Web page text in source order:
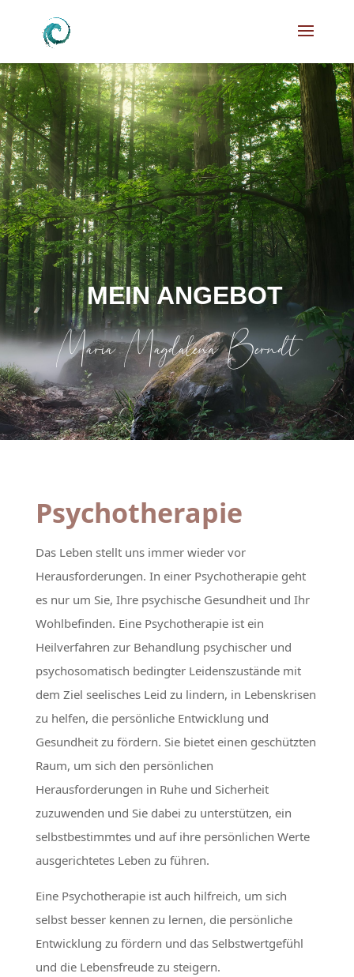
MEIN ANGEBOT
Maria Magdalena Berndt
Psychotherapie
Das Leben stellt uns immer wieder vor
Herausforderungen. In einer Psychotherapie geht
es nur um Sie, Ihre psychische Gesundheit und Ihr
Wohlbefinden. Eine Psychotherapie ist ein
Heilverfahren zur Behandlung psychischer und
psychosomatisch bedingter Leidenszustände mit
dem Ziel seelisches Leid zu lindern, in Lebenskrisen
zu helfen, die persönliche Entwicklung und
Gesundheit zu fördern. Sie bietet einen geschützten
Raum, um sich den persönlichen
Herausforderungen in Ruhe und Sicherheit
zuzuwenden und Sie dabei zu unterstützen, ein
selbstbestimmtes und auf ihre persönlichen Werte
ausgerichtetes Leben zu führen.
Eine Psychotherapie ist auch hilfreich, um sich
selbst besser kennen zu lernen, die persönliche
Entwicklung zu fördern und das Selbstwertgefühl
und die Lebensfreude zu steigern.